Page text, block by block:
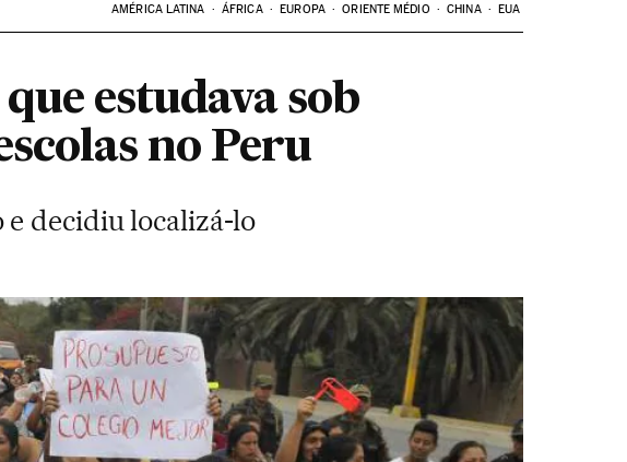
AMÉRICA LATINA ÁFRICA EUROPA ORIENTE MÉDIO CHINA EUA
estudava sob
no Peru
decidiu localizá-lo